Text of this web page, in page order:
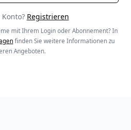
Registrieren
mit Ihrem Login oder Abonnement? In
finden Sie weitere Informationen zu
Angeboten.